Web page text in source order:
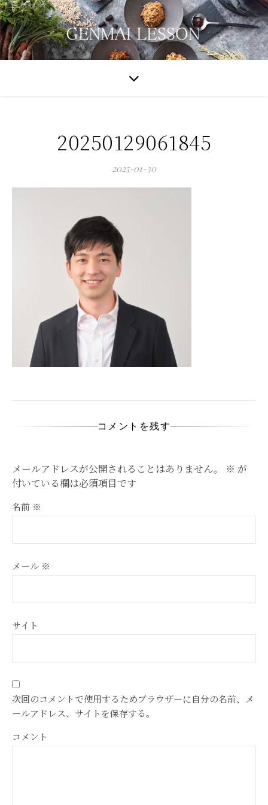
20250129061845
2025-01-30
コメントを残す
メールアドレスが公開されることはありません。 ※ が
付いている欄は必須項目です
名前 ※
メール ※
サイト
次回のコメントで使用するためブラウザーに自分の名前、メ
ールアドレス、サイトを保存する。
コメント